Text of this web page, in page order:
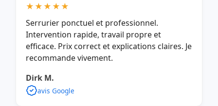
★★★★★
Serrurier ponctuel et professionnel.
Intervention rapide, travail propre et
efficace. Prix correct et explications claires. Je
recommande vivement.
Dirk M.
avis Google